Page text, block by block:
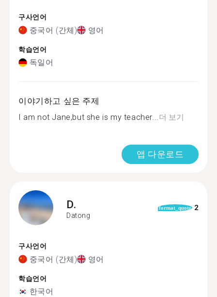
구사언어
중국어 (간체) 영어
학습언어
독일어
이야기하고 싶은 주제
I am not Jane,but she is my teacher...더 보기
앱 다운로드
D.
Datong
format_quote 2
구사언어
중국어 (간체) 영어
학습언어
한국어